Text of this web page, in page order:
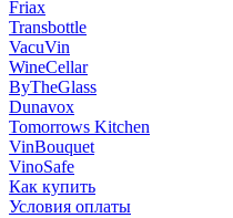
Friax
Transbottle
VacuVin
WineCellar
ByTheGlass
Dunavox
Tomorrows Kitchen
VinBouquet
VinoSafe
Как купить
Условия оплаты